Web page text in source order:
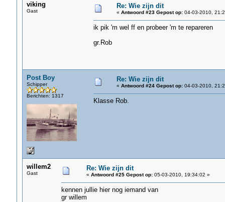
viking
Gast
Re: Wie zijn dit
« Antwoord #23 Gepost op:04-03-2010,
ik pik 'm wel ff en probeer 'm te repareren
gr.Rob
Post Boy
Schipper
Berichten: 1317
Re: Wie zijn dit
« Antwoord #24 Gepost op:04-03-2010,
Klasse Rob.
willem2
Gast
Re: Wie zijn dit
« Antwoord #25 Gepost op:05-03-2010, 19:34:02 »
kennen jullie hier nog iemand van
gr willem